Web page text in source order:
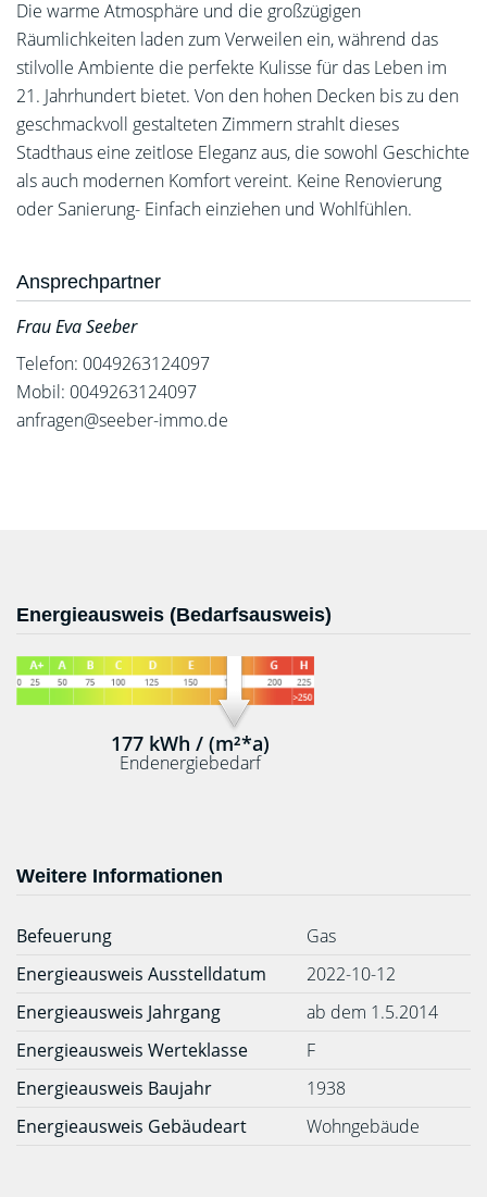
Die warme Atmosphäre und die großzügigen
Räumlichkeiten laden zum Verweilen ein, während das
stilvolle Ambiente die perfekte Kulisse für das Leben im
21. Jahrhundert bietet. Von den hohen Decken bis zu den
geschmackvoll gestalteten Zimmern strahlt dieses
Stadthaus eine zeitlose Eleganz aus, die sowohl Geschichte
als auch modernen Komfort vereint. Keine Renovierung
oder Sanierung- Einfach einziehen und Wohlfühlen.
Ansprechpartner
Frau Eva Seeber
Telefon: 0049263124097
Mobil: 0049263124097
anfragen@seeber-immo.de
Energieausweis (Bedarfsausweis)
177 kWh / (m²*a)
Endenergiebedarf
Weitere Informationen
Befeuerung
Gas
Energieausweis Ausstelldatum
2022-10-12
Energieausweis Jahrgang
ab dem 1.5.2014
Energieausweis Werteklasse
F
Energieausweis Baujahr
1938
Energieausweis Gebäudeart
Wohngebäude